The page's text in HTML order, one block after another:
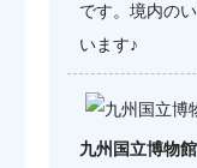
です。境内の
います♪
九州国立博物館